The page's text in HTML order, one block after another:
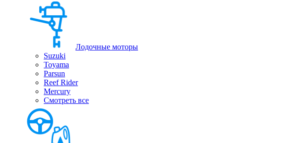
Лодочные моторы
Suzuki
Toyama
Parsun
Reef Rider
Mercury
Смотреть все